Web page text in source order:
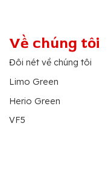
Về chúng tôi
Đôi nét về chúng tôi
Limo Green
Herio Green
VF5